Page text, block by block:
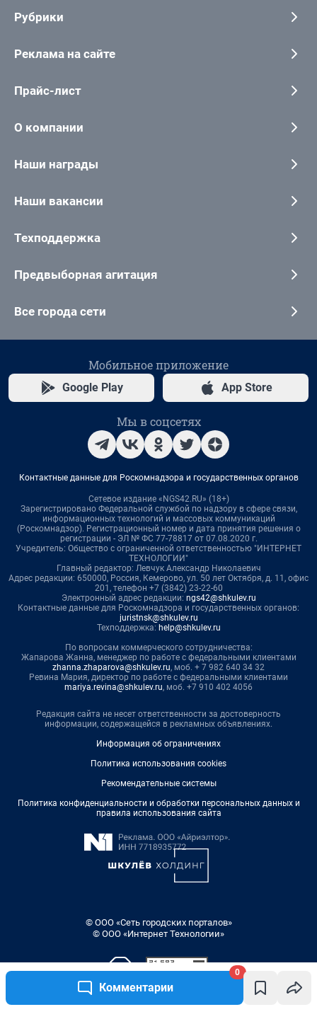
Комментарии
0
Рубрики
Реклама на сайте
Прайс-лист
О компании
Наши награды
Наши вакансии
Техподдержка
Предвыборная агитация
Все города сети
Мобильное приложение
Google Play App Store
Мы в соцсетях
Контактные данные для Роскомнадзора и государственных органов
Сетевое издание «NGS42.RU» (18+)
Зарегистрировано Федеральной службой по надзору в сфере связи,
информационных технологий и массовых коммуникаций
(Роскомнадзор). Регистрационный номер и дата принятия решения о
регистрации - ЭЛ № ФС 77-78817 от 07.08.2020 г.
Учредитель: Общество с ограниченной ответственностью "ИНТЕРНЕТ
ТЕХНОЛОГИИ"
Главный редактор: Левчук Александр Николаевич
Адрес редакции: 650000, Россия, Кемерово, ул. 50 лет Октября, д. 11, офис
201, телефон +7 (3842) 23-22-60
Электронный адрес редакции: ngs42@shkulev.ru
Контактные данные для Роскомнадзора и государственных органов:
juristnsk@shkulev.ru
Техподдержка: help@shkulev.ru
По вопросам коммерческого сотрудничества:
Жапарова Жанна, менеджер по работе с федеральными клиентами
zhanna.zhaparova@shkulev.ru, моб. + 7 982 640 34 32
Ревина Мария, директор по работе с федеральными клиентами
mariya.revina@shkulev.ru, моб. +7 910 402 4056
Редакция сайта не несет ответственности за достоверность
информации, содержащейся в рекламных объявлениях.
Информация об ограничениях
Политика использования cookies
Рекомендательные системы
Политика конфиденциальности и обработки персональных данных и
правила использования сайта
© ООО «Сеть городских порталов»
© ООО «Интернет Технологии»